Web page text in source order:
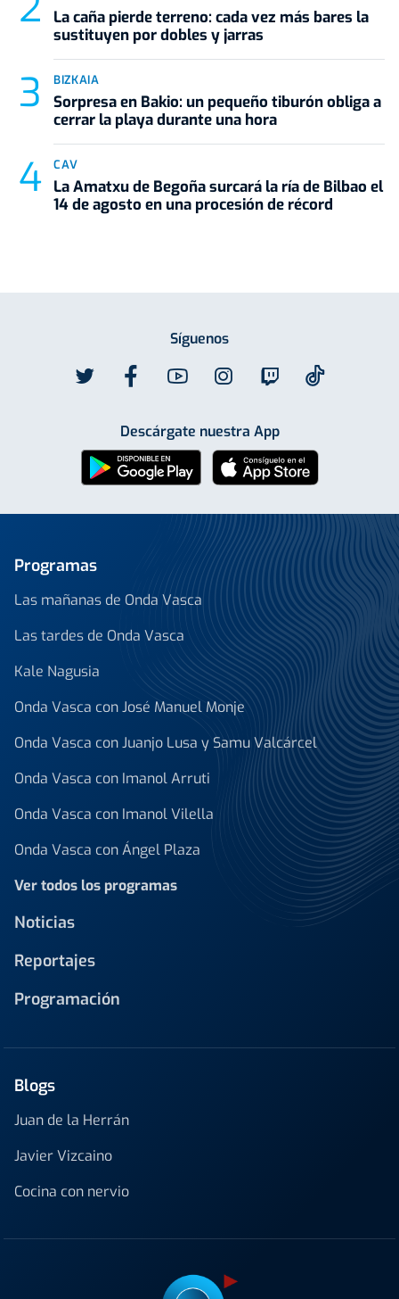
La caña pierde terreno: cada vez más bares la
sustituyen por dobles y jarras
BIZKAIA
Sorpresa en Bakio: un pequeño tiburón obliga a
cerrar la playa durante una hora
CAV
La Amatxu de Begoña surcará la ría de Bilbao el
14 de agosto en una procesión de récord
Síguenos
Descárgate nuestra App
Programas
Las mañanas de Onda Vasca
Las tardes de Onda Vasca
Kale Nagusia
Onda Vasca con José Manuel Monje
Onda Vasca con Juanjo Lusa y Samu Valcárcel
Onda Vasca con Imanol Arruti
Onda Vasca con Imanol Vilella
Onda Vasca con Ángel Plaza
Ver todos los programas
Noticias
Reportajes
Programación
Blogs
Juan de la Herrán
Javier Vizcaino
Cocina con nervio